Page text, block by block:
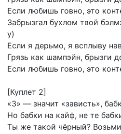
Если любишь говно, это
Забрызгал бухлом твой
у)
Если я дерьмо, я всплыву
Грязь как шампэйн, брызги
Если любишь говно, это
[Куплет 2]
«З» — значит «зависть»,
Но бабки на кайф, не те
Ты же такой чёрный? Возьми